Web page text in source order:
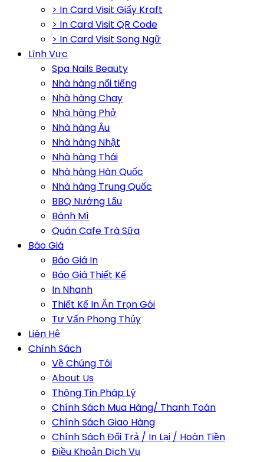
> In Card Visit Giấy Kraft
> In Card Visit QR Code
> In Card Visit Song Ngữ
Lĩnh Vực
Spa Nails Beauty
Nhà hàng nổi tiếng
Nhà hàng Chay
Nhà hàng Phở
Nhà hàng Âu
Nhà hàng Nhật
Nhà hàng Thái
Nhà hàng Hàn Quốc
Nhà hàng Trung Quốc
BBQ Nướng Lẩu
Bánh Mì
Quán Cafe Trà Sữa
Báo Giá
Báo Giá In
Báo Giá Thiết Kế
In Nhanh
Thiết Kế In Ấn Trọn Gói
Tư Vấn Phong Thủy
Liên Hệ
Chính Sách
Về Chúng Tôi
About Us
Thông Tin Pháp Lý
Chính Sách Mua Hàng/ Thanh Toán
Chính Sách Giao Hàng
Chính Sách Đổi Trả / In Lại / Hoàn Tiền
Điều Khoản Dịch Vụ